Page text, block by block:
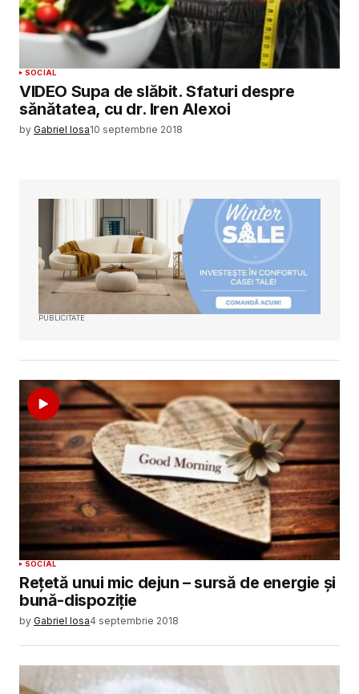
SOCIAL
VIDEO Supa de slăbit. Sfaturi despre
sănătatea, cu dr. Iren Alexoi
by Gabriel Iosa10 septembrie 2018
PUBLICITATE
SOCIAL
Reţetă unui mic dejun – sursă de energie și
bună-dispoziție
by Gabriel Iosa4 septembrie 2018